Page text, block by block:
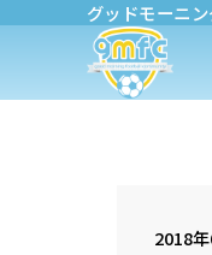
グッドモーニ
2018